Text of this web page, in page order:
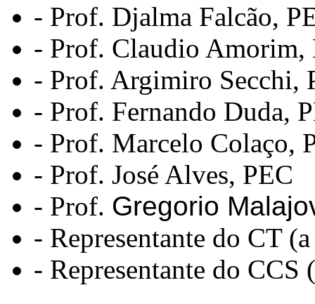
- Prof. Djalma Falcão,
- Prof. Claudio Amorim,
- Prof. Argimiro Secchi,
- Prof. Fernando Duda,
- Prof. Marcelo Colaço,
- Prof. José Alves, PEC
- Prof. Gregorio
- Representante do CT
- Representante do CCS